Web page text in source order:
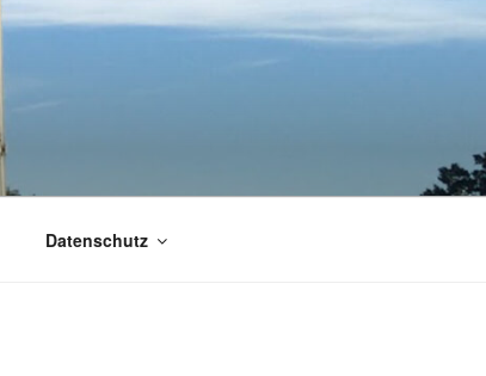
Datenschutz